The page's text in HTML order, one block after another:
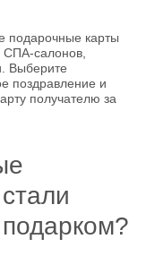
подарочные карты
СПА-салонов,
Выберите
поздравление и
получателю за